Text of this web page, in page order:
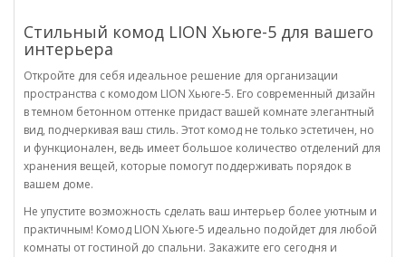
Стильный комод LION Хьюге-5 для вашего
интерьера
Откройте для себя идеальное решение для организации
пространства с комодом LION Хьюге-5. Его современный дизайн
в темном бетонном оттенке придаст вашей комнате элегантный
вид, подчеркивая ваш стиль. Этот комод не только эстетичен, но
и функционален, ведь имеет большое количество отделений для
хранения вещей, которые помогут поддерживать порядок в
вашем доме.
Не упустите возможность сделать ваш интерьер более уютным и
практичным! Комод LION Хьюге-5 идеально подойдет для любой
комнаты от гостиной до спальни. Закажите его сегодня и